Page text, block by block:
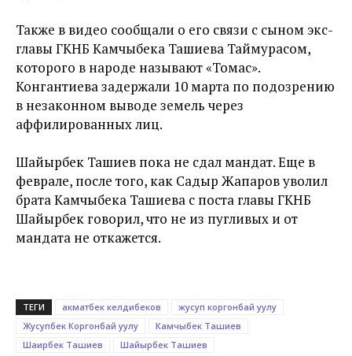
Также в видео сообщали о его связи с сыном экс-
главы ГКНБ Камчыбека Ташиева Таймурасом,
которого в народе называют «Томас».
Конгантиева задержали 10 марта по подозрению
в незаконном выводе земель через
аффилированных лиц.
Шайырбек Ташиев пока не сдал мандат. Еще в
феврале, после того, как Садыр Жапаров уволил
брата Камчыбека Ташиева с поста главы ГКНБ
Шайырбек говорил, что не из пугливых и от
мандата не откажется.
ТЕГИ акматбек келдибеков
жусуп коргонбай уулу
Жусупбек Коргонбай уулу
Камчыбек Ташиев
Шаирбек Ташиев
Шайырбек Ташиев